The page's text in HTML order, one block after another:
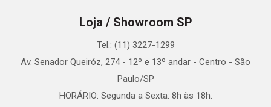
Loja / Showroom SP
Tel.: (11) 3227-1299
Av. Senador Queiróz, 274 - 12º e 13º andar - Centro - São
Paulo/SP
HORÁRIO: Segunda a Sexta: 8h às 18h.